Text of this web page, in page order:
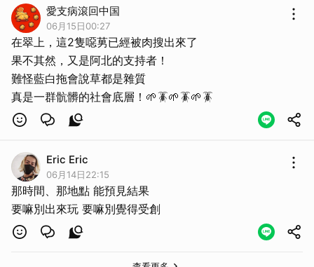
愛支病滾回中国
06月15日00:27
在翠上，這2隻噁莮已經被肉搜出來了
果不其然，又是阿北的支持者！
難怪藍白拖會說草都是雜質
真是一群骯髒的社會底層！🌱🪳🌱🪳🌱🪳
Eric Eric
06月14日22:15
那時間、那地點 能預見結果
要嘛別出來玩 要嘛別覺得受創